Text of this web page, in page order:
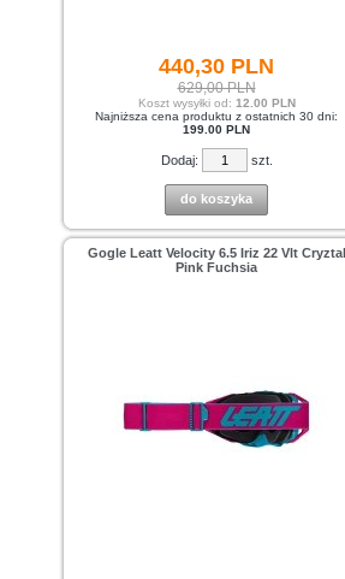
440,30 PLN
629,00 PLN
Koszt wysyłki od: 12.00 PLN
Najniższa cena produktu z ostatnich 30 dni:
199.00 PLN
Dodaj: szt.
do koszyka
Gogle Leatt Velocity 6.5 Iriz 22 Vlt Cryztal
Pink Fuchsia